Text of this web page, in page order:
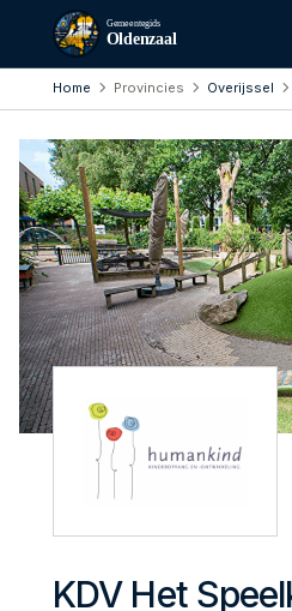
Gemeentegids
Oldenzaal
Home Provincies Overijssel
KDV Het